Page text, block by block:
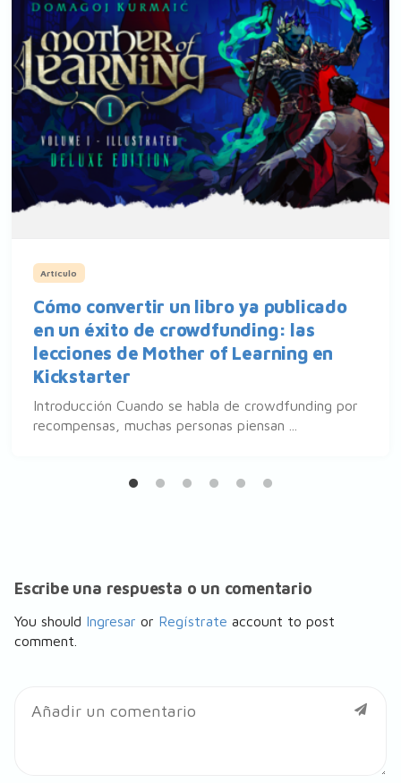
Artículo
Cómo convertir un libro ya publicado
en un éxito de crowdfunding: las
lecciones de Mother of Learning en
Kickstarter
Introducción Cuando se habla de crowdfunding por
recompensas, muchas personas piensan ...
Escribe una respuesta o un comentario
You should Ingresar or Regístrate account to post
comment.